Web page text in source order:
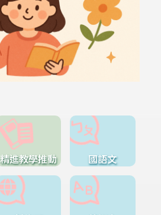
精進教學推動 國語文